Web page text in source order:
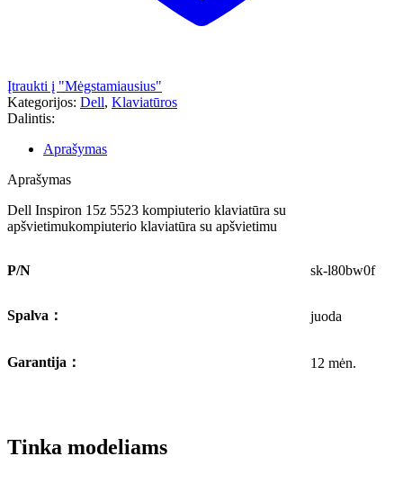
Įtraukti į "Mėgstamiausius"
Kategorijos: Dell, Klaviatūros
Dalintis:
Aprašymas
Aprašymas
Dell Inspiron 15z 5523 kompiuterio klaviatūra su
apšvietimukompiuterio klaviatūra su apšvietimu
P/N sk-l80bw0f
Spalva ： juoda
Garantija ： 12 mėn.
Tinka modeliams